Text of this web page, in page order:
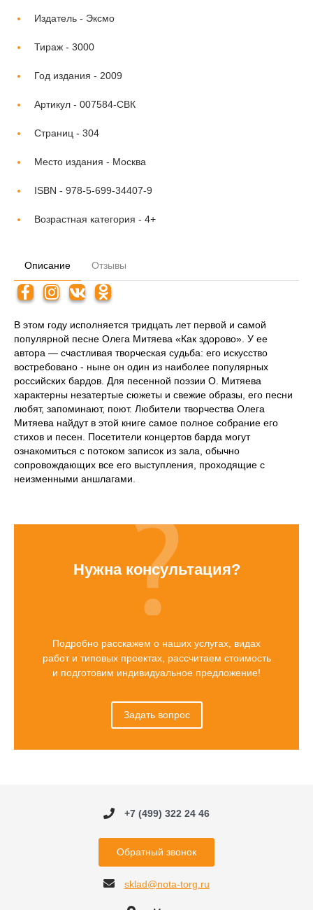
Издатель - Эксмо
Тираж - 3000
Год издания - 2009
Артикул - 007584-СВК
Страниц - 304
Место издания - Москва
ISBN - 978-5-699-34407-9
Возрастная категория - 4+
Описание Отзывы
В этом году исполняется тридцать лет первой и самой
популярной песне Олега Митяева «Как здорово». У ее
автора — счастливая творческая судьба: его искусство
востребовано - ныне он один из наиболее популярных
российских бардов. Для песенной поэзии О. Митяева
характерны незатертые сюжеты и свежие образы, его песни
любят, запоминают, поют. Любители творчества Олега
Митяева найдут в этой книге самое полное собрание его
стихов и песен. Посетители концертов барда могут
ознакомиться с потоком записок из зала, обычно
сопровождающих все его выступления, проходящие с
неизменными аншлагами.
Нужна консультация?
Подробно расскажем о наших услугах, видах
работ и типовых проектах, рассчитаем стоимость
и подготовим индивидуальное предложение!
Задать вопрос
+7 (499) 322 24 46
Обратный звонок
sklad@nota-torg.ru